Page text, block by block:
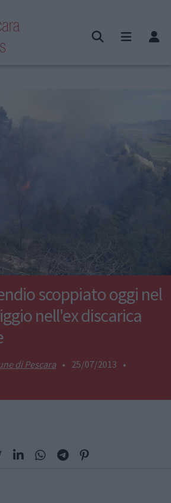
scoppiato oggi nel
nell'ex discarica
di Pescara • 25/07/2013 •